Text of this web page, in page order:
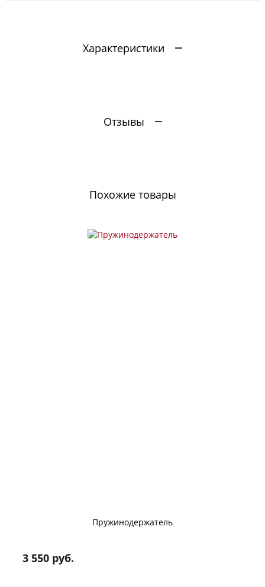
Характеристики
Отзывы
Похожие товары
Пружинодержатель
3 550 руб.